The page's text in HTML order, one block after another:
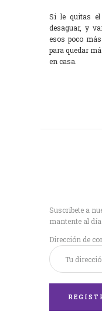
Si le quitas el
desaguar, y
esos poco
para quedar
en casa.
Suscríbete a
mantente al
Dirección de